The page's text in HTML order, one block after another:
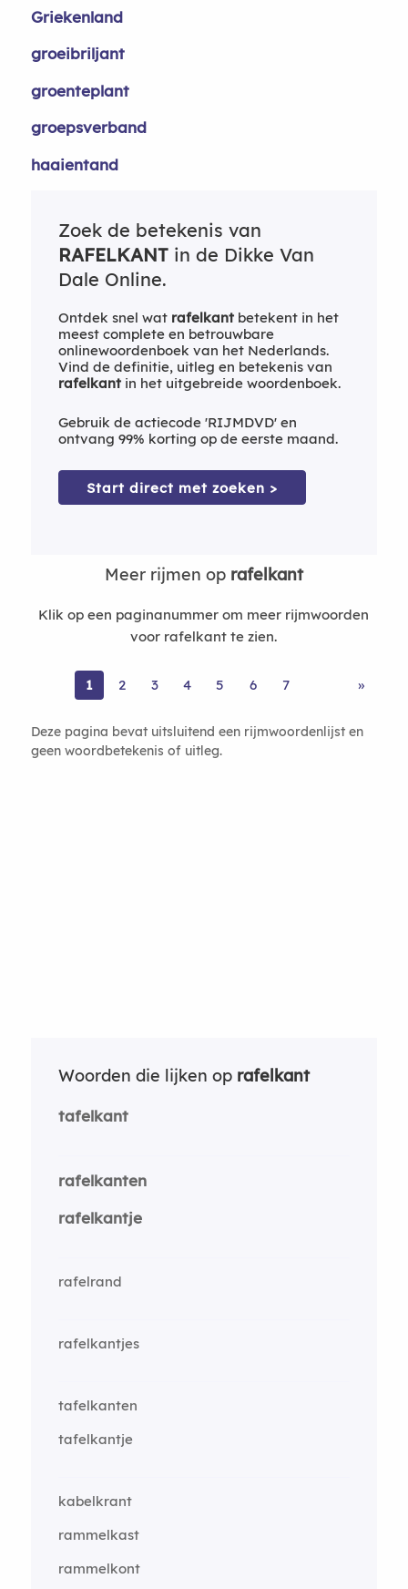
Griekenland
groeibriljant
groenteplant
groepsverband
haaientand
Zoek de betekenis van
RAFELKANTin de Dikke Van
Dale Online.
Ontdek snel wat rafelkantbetekent in het
meest complete en betrouwbare
onlinewoordenboek van het Nederlands.
Vind de definitie, uitleg en betekenis van
rafelkantin het uitgebreide woordenboek.
Gebruik de actiecode 'RIJMDVD' en
ontvang 99% korting op de eerste maand.
Start direct met zoeken >
Meer rijmen op rafelkant
Klik op een paginanummer om meer rijmwoorden
voor rafelkant te zien.
1 2 3 4 5 6 7 »
Deze pagina bevat uitsluitend een rijmwoordenlijst en
geen woordbetekenis of uitleg.
Woorden die lijken op rafelkant
tafelkant
rafelkanten
rafelkantje
rafelrand
rafelkantjes
tafelkanten
tafelkantje
kabelkrant
rammelkast
rammelkont